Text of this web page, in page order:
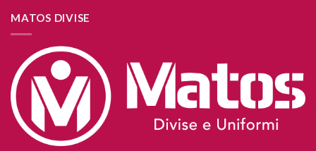
MATOS DIVISE